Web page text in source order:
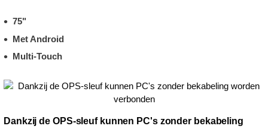
75"
Met Android
Multi-Touch
Dankzij de OPS-sleuf kunnen PC's zonder bekabeling